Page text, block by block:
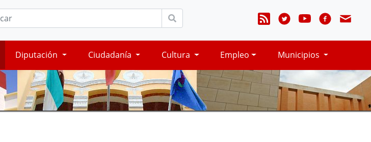
Diputación Ciudadanía Cultura Empleo Municipios